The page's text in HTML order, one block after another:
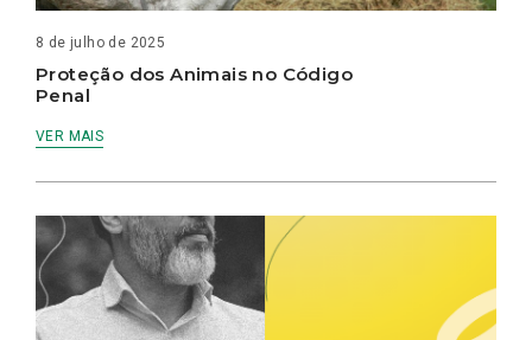
8 de julho de 2025
Proteção dos Animais no Código
Penal
VER MAIS